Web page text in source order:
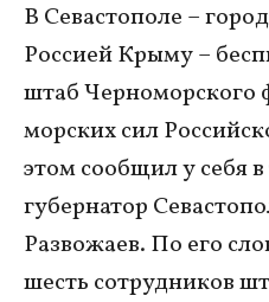
В Севастополе –
Россией Крыму –
штаб Черноморского
морских сил
этом сообщил у себя
губернатор
Развожаев. По его
шесть сотрудников